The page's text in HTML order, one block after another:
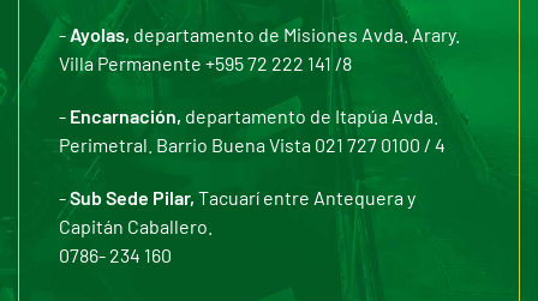
-Ayolas, departamento de Misiones Avda. Arary.
Villa Permanente +595 72 222 141 /8
- Encarnación, departamento de Itapúa Avda.
Perimetral. Barrio Buena Vista 021 727 0100 / 4
-Sub Sede Pilar, Tacuarí entre Antequera y
Capitán Caballero.
0786- 234 160